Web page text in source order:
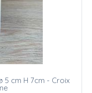
5 cm H 7cm - Croix